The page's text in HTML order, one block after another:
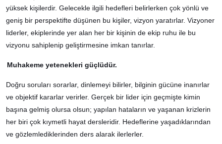
yüksek kişilerdir. Gelecekle ilgili hedefleri belirlerken çok yönlü ve
geniş bir perspektifte düşünen bu kişiler, vizyon yaratırlar. Vizyoner
liderler, ekiplerinde yer alan her bir kişinin de ekip ruhu ile bu
vizyonu sahiplenip geliştirmesine imkan tanırlar.
Muhakeme yetenekleri güçlüdür.
Doğru soruları sorarlar, dinlemeyi bilirler, bilginin gücüne inanırlar
ve objektif kararlar verirler. Gerçek bir lider için geçmişte kimin
başına gelmiş olursa olsun; yapılan hataların ve yaşanan krizlerin
her biri çok kıymetli hayat dersleridir. Hedeflerine yaşadıklarından
ve gözlemlediklerinden ders alarak ilerlerler.